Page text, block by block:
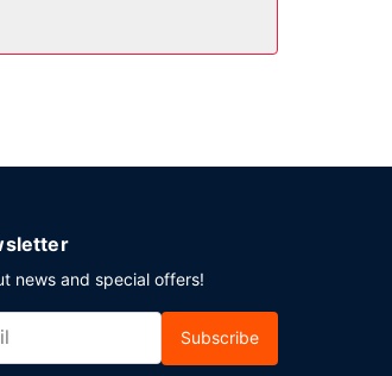
på plats.
news and special offers!
Subscribe